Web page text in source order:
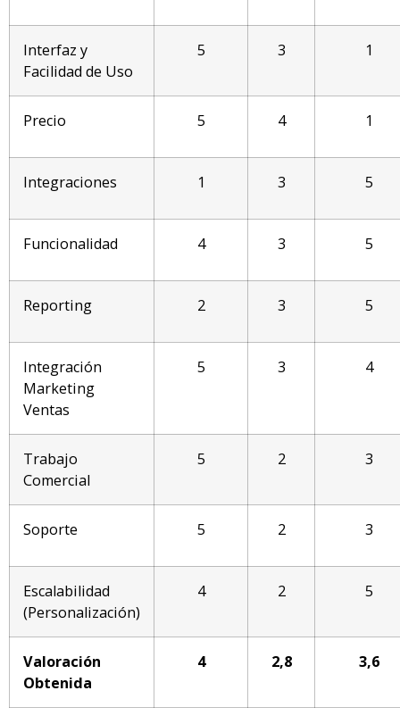
Interfaz y
Facilidad de Uso
5 3 1
Precio 5 4 1
Integraciones 1 3 5
Funcionalidad 4 3 5
Reporting 2 3 5
Integración
Marketing
Ventas
5 3 4
Trabajo
Comercial
5 2 3
Soporte 5 2 3
Escalabilidad
(Personalización)
4 2 5
Valoración
Obtenida
4 2,8 3,6